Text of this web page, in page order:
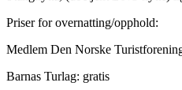
Priser for overnatting/opphold:
Medlem Den Norske
Barnas Turlag: gratis